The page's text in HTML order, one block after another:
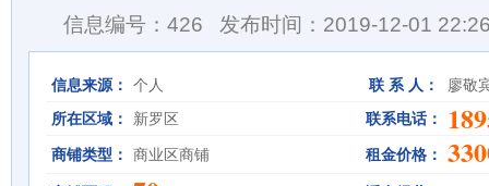
信息编号：426 发布时间：2019-12-01
信息来源： 个人 联 系 人：
廖敬
所在区域：
新罗区 联系电话：
商铺类型： 商业区商铺 租金价格：